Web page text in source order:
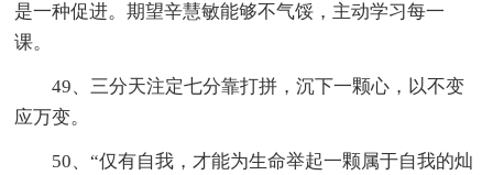
是一种促进。期望辛慧敏能够不气馁，主动学习每一
课。
49、三分天注定七分靠打拼，沉下一颗心，以不变
应万变。
50、“仅有自我，才能为生命举起一颗属于自我的灿